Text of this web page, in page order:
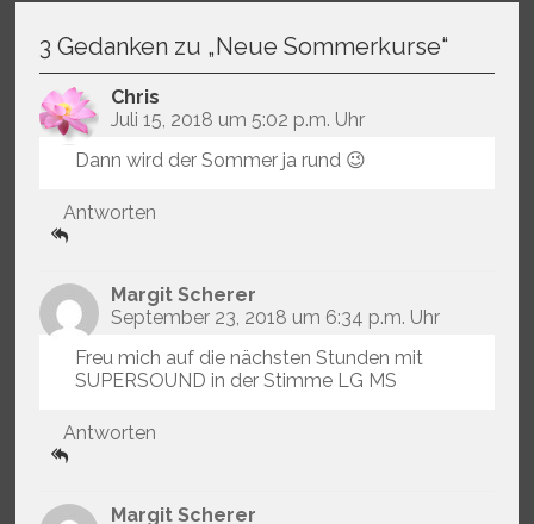
3 Gedanken zu „Neue Sommerkurse“
Chris
Juli 15, 2018 um 5:02 p.m. Uhr
Dann wird der Sommer ja rund 😉
Antworten
Margit Scherer
September 23, 2018 um 6:34 p.m. Uhr
Freu mich auf die nächsten Stunden mit
SUPERSOUND in der Stimme LG MS
Antworten
Margit Scherer